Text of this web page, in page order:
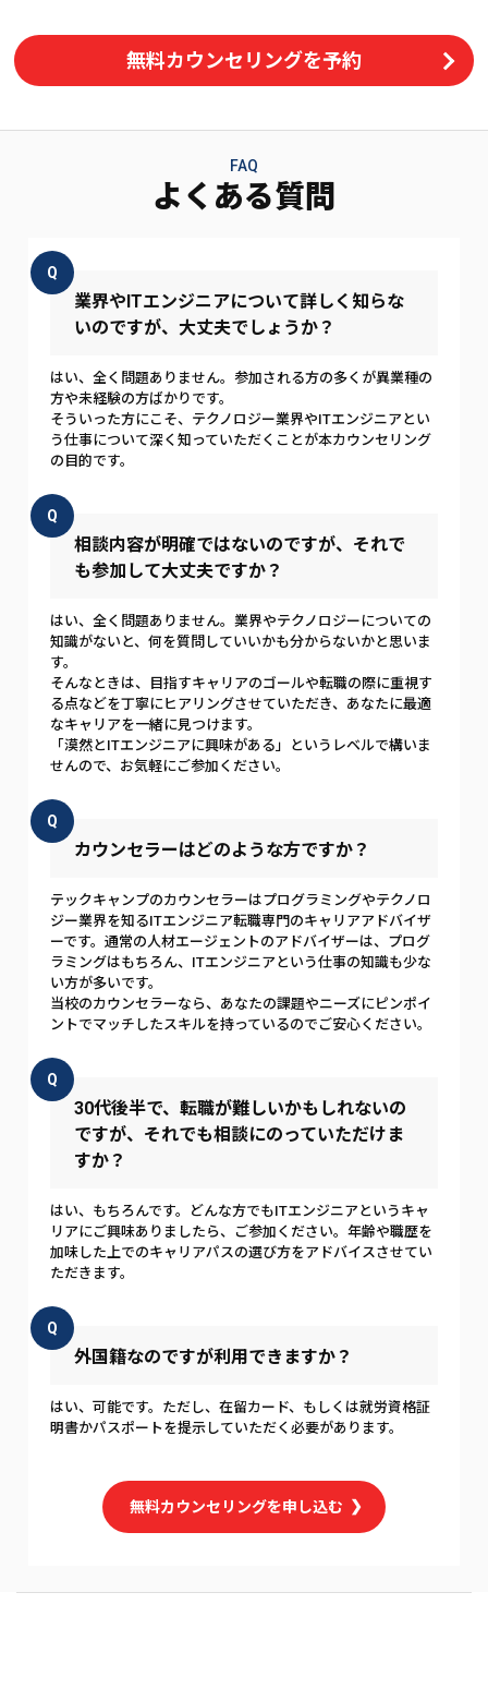
無料カウンセリングを予約
FAQ
よくある質問
Q
業界やITエンジニアについて詳しく知らな
いのですが、大丈夫でしょうか？
はい、全く問題ありません。参加される方の多くが異業種の
方や未経験の方ばかりです。
そういった方にこそ、テクノロジー業界やITエンジニアとい
う仕事について深く知っていただくことが本カウンセリング
の目的です。
Q
相談内容が明確ではないのですが、それで
も参加して大丈夫ですか？
はい、全く問題ありません。業界やテクノロジーについての
知識がないと、何を質問していいかも分からないかと思いま
す。
そんなときは、目指すキャリアのゴールや転職の際に重視す
る点などを丁寧にヒアリングさせていただき、あなたに最適
なキャリアを一緒に見つけます。
「漠然とITエンジニアに興味がある」というレベルで構いま
せんので、お気軽にご参加ください。
Q
カウンセラーはどのような方ですか？
テックキャンプのカウンセラーはプログラミングやテクノロ
ジー業界を知るITエンジニア転職専門のキャリアアドバイザ
ーです。通常の人材エージェントのアドバイザーは、プログ
ラミングはもちろん、ITエンジニアという仕事の知識も少な
い方が多いです。
当校のカウンセラーなら、あなたの課題やニーズにピンポイ
ントでマッチしたスキルを持っているのでご安心ください。
Q
30代後半で、転職が難しいかもしれないの
ですが、それでも相談にのっていただけま
すか？
はい、もちろんです。どんな方でもITエンジニアというキャ
リアにご興味ありましたら、ご参加ください。年齢や職歴を
加味した上でのキャリアパスの選び方をアドバイスさせてい
ただきます。
Q
外国籍なのですが利用できますか？
はい、可能です。ただし、在留カード、もしくは就労資格証
明書かパスポートを提示していただく必要があります。
無料カウンセリングを申し込む